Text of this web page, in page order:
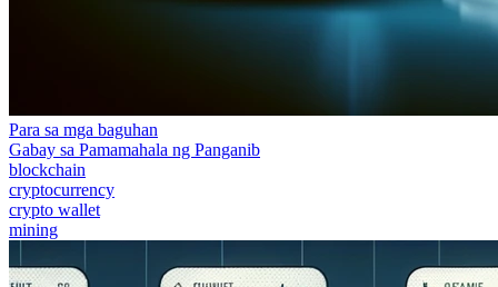
Para sa mga baguhan
Gabay sa Pamamahala ng Panganib
blockchain
cryptocurrency
crypto wallet
mining